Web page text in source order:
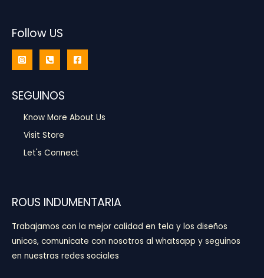
Follow US
SEGUINOS
Know More About Us
Visit Store
Let's Connect
ROUS INDUMENTARIA
Trabajamos con la mejor calidad en tela y los diseños
unicos, comunicate con nosotros al whatsapp y seguinos
en nuestras redes sociales